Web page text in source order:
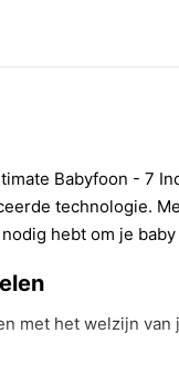
Babyfoon - 7
technologie.
hebt om je
met het welzijn